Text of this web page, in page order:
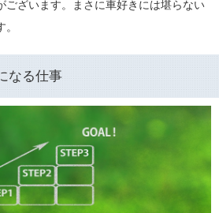
ございます。まさに車好きには堪らない
なる仕事